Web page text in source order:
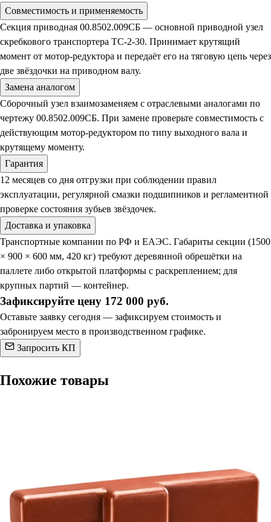
Совместимость и применяемость
Секция приводная 00.8502.009СБ — основной приводной узел
скребкового транспортера ТС-2-30. Принимает крутящий
момент от мотор-редуктора и передаёт его на тяговую цепь через
две звёздочки на приводном валу.
Замена аналогом
Сборочный узел взаимозаменяем с отраслевыми аналогами по
чертежу 00.8502.009СБ. При замене проверьте совместимость с
действующим мотор-редуктором по типу выходного вала и
крутящему моменту.
Гарантия
12 месяцев со дня отгрузки при соблюдении правил
эксплуатации, регулярной смазки подшипников и регламентной
проверке состояния зубьев звёздочек.
Доставка и упаковка
Транспортные компании по РФ и ЕАЭС. Габариты секции (1500
× 900 × 600 мм, 420 кг) требуют деревянной обрешётки на
паллете либо открытой платформы с раскреплением; для
крупных партий — контейнер.
Зафиксируйте цену 172 000 руб.
Оставьте заявку сегодня — зафиксируем стоимость и
забронируем место в производственном графике.
Запросить КП
Похожие товары